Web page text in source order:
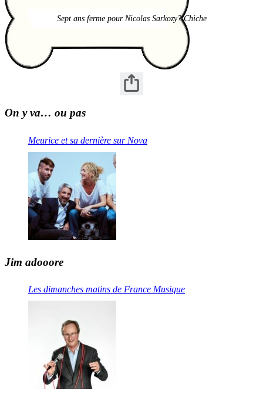
Sept ans ferme pour Nicolas Sarkozy? Chiche
On y va… ou pas
Meurice et sa dernière sur Nova
Jim adooore
Les dimanches matins de France Musique